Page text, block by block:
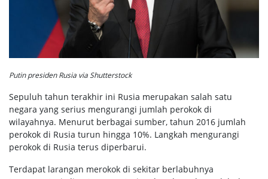
Putin presiden Rusia via Shutterstock
Sepuluh tahun terakhir ini Rusia merupakan salah satu
negara yang serius mengurangi jumlah perokok di
wilayahnya. Menurut berbagai sumber, tahun 2016 jumlah
perokok di Rusia turun hingga 10%. Langkah mengurangi
perokok di Rusia terus diperbarui.
Terdapat larangan merokok di sekitar berlabuhnya